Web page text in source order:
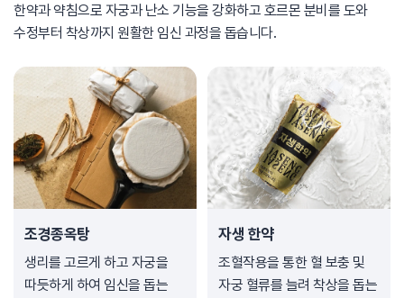
한약과 약침으로 자궁과 난소 기능을 강화하고 호르몬 분비를 도와
수정부터 착상까지 원활한 임신 과정을 돕습니다.
조경종옥탕
생리를 고르게 하고 자궁을
따듯하게 하여 임신을 돕는
자생 한약
조혈작용을 통한 혈 보충 및
자궁 혈류를 늘려 착상을 돕는